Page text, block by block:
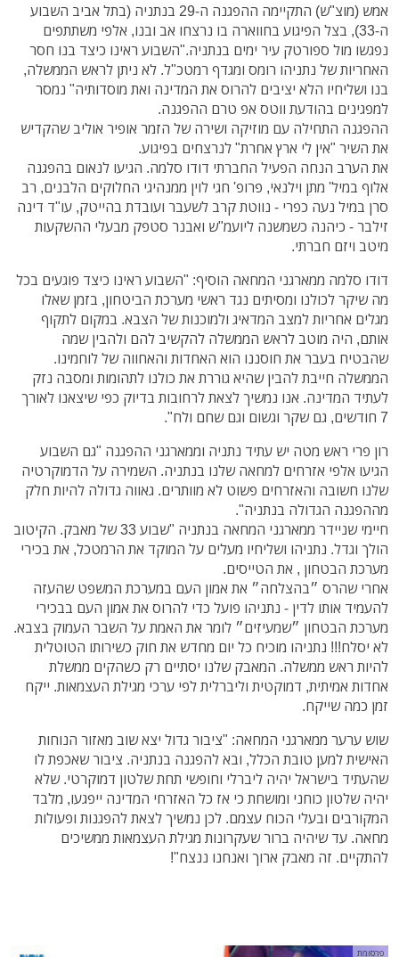
אמש (מוצ"ש) התקיימה ההפגנה ה-29 בנתניה (בתל אביב השבוע
ה-33), בצל הפיגוע בחווארה בו נרצחו אב ובנו, אלפי משתתפים
נפגשו מול ספורטק עיר ימים בנתניה."השבוע ראינו כיצד בנו חסר
האחריות של נתניהו רומס ומגדף רמטכ"ל. לא ניתן לראש הממשלה,
בנו ושליחיו הלא יציבים להרוס את המדינה ואת מוסדותיה" נמסר
למפגינים בהודעת ווטס אפ טרם ההפגנה.
ההפגנה התחילה עם מוזיקה ושירה של הזמר אופיר אוליב שהקדיש
את השיר "אין לי ארץ אחרת" לנרצחים בפיגוע.
את הערב הנחה הפעיל החברתי דודו סלמה. הגיעו לנאום בהפגנה
אלוף במיל' מתן וילנאי, פרופ' חגי לוין ממנהיגי החלוקים הלבנים, רב
סרן במיל נעה כפרי - נווטת קרב לשעבר ועובדת בהייטק, עו"ד דינה
זילבר - כיהנה כשמשנה ליועמ"ש ואבנר סטפק מבעלי ההשקעות
מיטב ויזם חברתי.
דודו סלמה ממארגני המחאה הוסיף: "השבוע ראינו כיצד פוגעים בכל
מה שיקר לכולנו ומסיתים נגד ראשי מערכת הביטחון, בזמן שאלו
מגלים אחריות למצב המדאיג ולמוכנות של הצבא. במקום לתקוף
אותם, היה מוטב לראש הממשלה להקשיב להם ולהבין שמה
שהבטיח בעבר את חוסננו הוא האחדות והאחווה של לוחמינו.
הממשלה חייבת להבין שהיא גוררת את כולנו לתהומות ומסבה נזק
לעתיד המדינה. אנו נמשיך לצאת לרחובות בדיוק כפי שיצאנו לאורך
7 חודשים, גם שקר וגשום וגם שחם ולח".
רון פרי ראש מטה יש עתיד נתניה וממארגני ההפגנה "גם השבוע
הגיעו אלפי אזרחים למחאה שלנו בנתניה. השמירה על הדמוקרטיה
שלנו חשובה והאזרחים פשוט לא מוותרים. גאווה גדולה להיות חלק
מההפגנה הגדולה בנתניה".
חיימי שניידר ממארגני המחאה בנתניה "שבוע 33 של מאבק. הקיטוב
הולך וגדל. נתניהו ושליחיו מעלים על המוקד את הרמטכל, את בכירי
מערכת הבטחון , את הטייסים.
אחרי שהרס ״בהצלחה״ את אמון העם במערכת המשפט שהעזה
להעמיד אותו לדין - נתניהו פועל כדי להרוס את אמון העם בבכירי
מערכת הבטחון ״שמעיזים״ לומר את האמת על השבר העמוק בצבא.
לא יסלח!!! נתניהו מוכיח כל יום מחדש את חוק כשירותו הטוטלית
להיות ראש ממשלה. המאבק שלנו יסתיים רק כשהקים ממשלת
אחדות אמיתית, דמוקטית וליברלית לפי ערכי מגילת העצמאות. ייקח
זמן כמה שייקח.
שוש ערער ממארגני המחאה: "ציבור גדול יצא שוב מאזור הנוחות
האישית למען טובת הכלל, ובא להפגנה בנתניה. ציבור שאכפת לו
שהעתיד בישראל יהיה ליברלי וחופשי תחת שלטון דמוקרטי. שלא
יהיה שלטון כוחני ומושחת כי אז כל האזרחי המדינה ייפגעו, מלבד
המקורבים ובעלי הכוח עצמם. לכן נמשיך לצאת להפגנות ופעולות
מחאה. עד שיהיה ברור שעקרונות מגילת העצמאות ממשיכים
להתקיים. זה מאבק ארוך ואנחנו ננצח"!
פרסומת